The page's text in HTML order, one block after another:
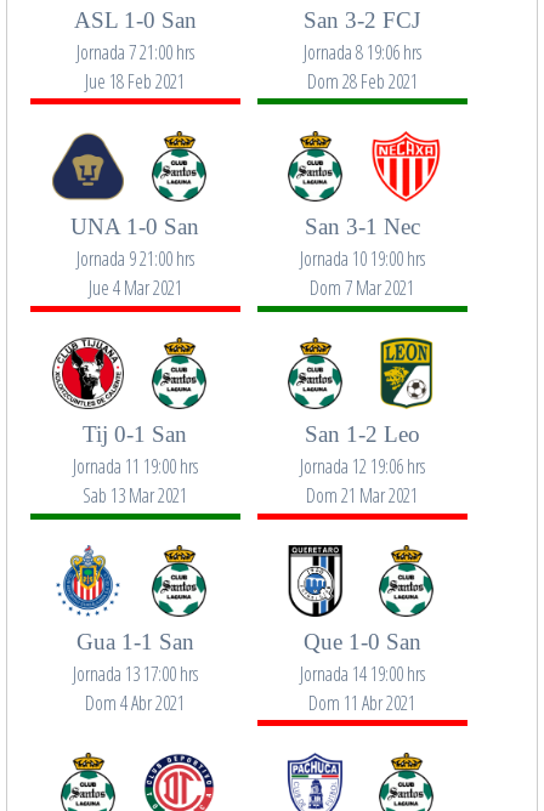
ASL 1-0 San
Jornada 7 21:00 hrs
Jue 18 Feb 2021
San 3-2 FCJ
Jornada 8 19:06 hrs
Dom 28 Feb 2021
UNA 1-0 San
Jornada 9 21:00 hrs
Jue 4 Mar 2021
San 3-1 Nec
Jornada 10 19:00 hrs
Dom 7 Mar 2021
Tij 0-1 San
Jornada 11 19:00 hrs
Sab 13 Mar 2021
San 1-2 Leo
Jornada 12 19:06 hrs
Dom 21 Mar 2021
Gua 1-1 San
Jornada 13 17:00 hrs
Dom 4 Abr 2021
Que 1-0 San
Jornada 14 19:00 hrs
Dom 11 Abr 2021